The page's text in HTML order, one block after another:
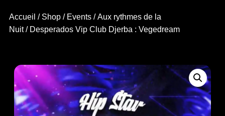
Accueil / Shop / Events /Aux rythmes de la
Nuit/ Desperados Vip Club Djerba : Vegedream